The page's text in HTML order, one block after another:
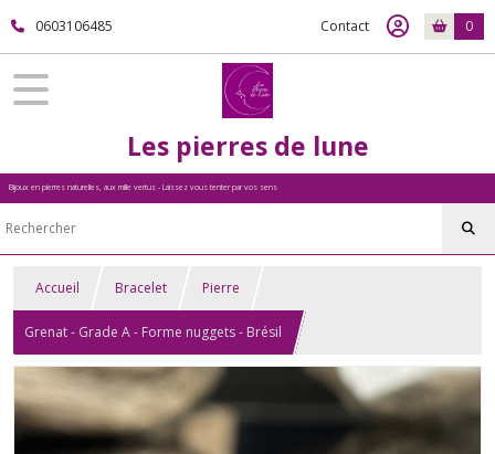
0603106485 Contact 0
Les pierres de lune
Bijoux en pierres naturelles, aux mille vertus - Laissez vous tenter par vos sens
Accueil Bracelet Pierre
Grenat - Grade A - Forme nuggets - Brésil